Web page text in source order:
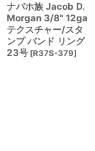
ナバホ族 Jacob D.
Morgan 3/8" 12ga
テクスチャー/スタ
ンプ バンド リング
23号 [R37S-379]